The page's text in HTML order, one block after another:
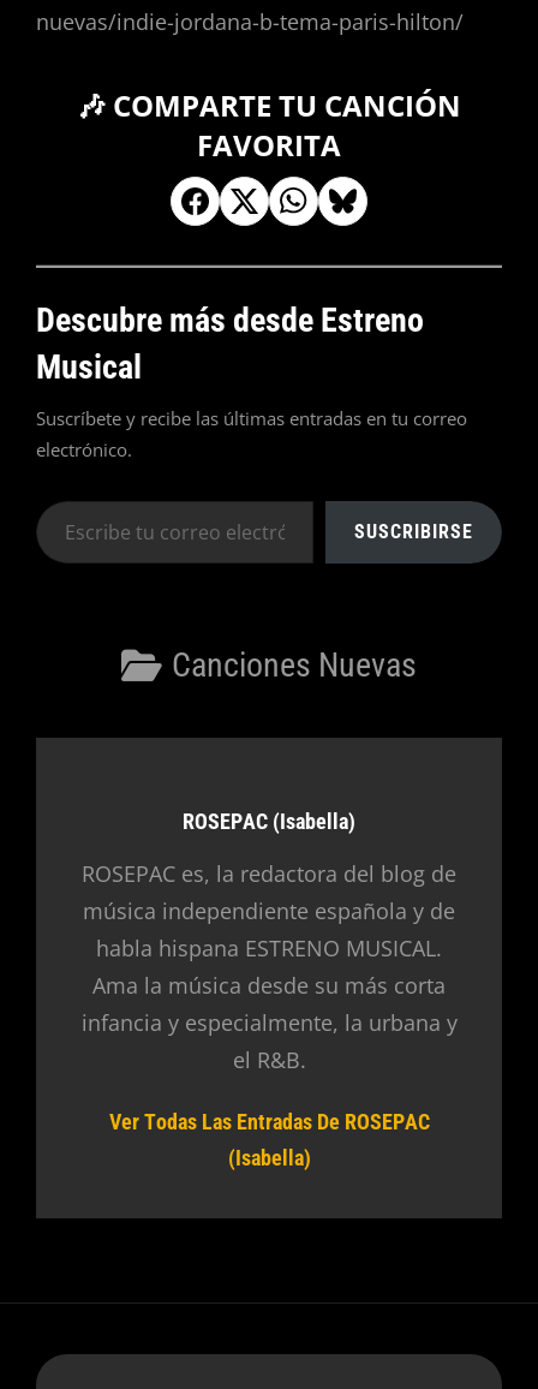
nuevas/indie-jordana-b-tema-paris-hilton/
🎶 COMPARTE TU CANCIÓN
FAVORITA
Descubre más desde Estreno
Musical
Suscríbete y recibe las últimas entradas en tu correo
electrónico.
Escribe
tu
SUSCRIBIRSE
Categorías
Canciones Nuevas
Autor:
ROSEPAC (Isabella)
ROSEPAC es, la redactora del blog de
música independiente española y de
habla hispana ESTRENO MUSICAL.
Ama la música desde su más corta
infancia y especialmente, la urbana y
el R&B.
Ver Todas Las Entradas De ROSEPAC
(Isabella)